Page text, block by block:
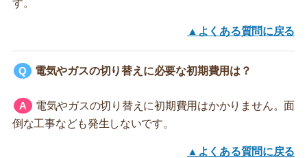
す。
▲よくある質問に戻る
電気やガスの切り替えに必要な初期費用は？
電気やガスの切り替えに初期費用はかかりません。面
倒な工事なども発生しないです。
▲よくある質問に戻る